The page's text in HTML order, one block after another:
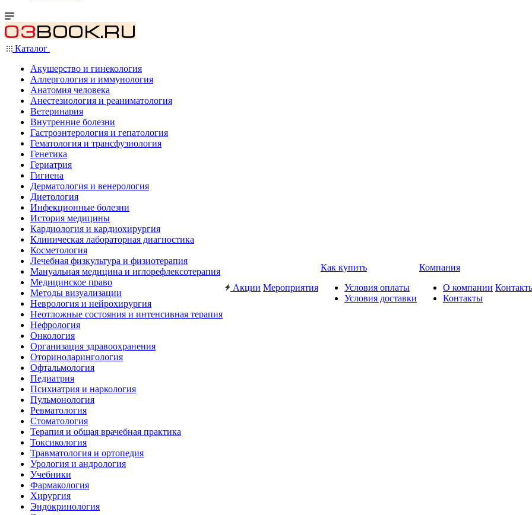
Каталог
Акушерство и гинекология
Аллергология и иммунология
Анатомия человека
Анестезиология и реаниматология
Ветеринария
Внутренние болезни
Гастроэнтерология и гепатология
Гематология и трансфузиология
Генетика
Гериатрия
Гигиена
Дерматология и венерология
Диетология
Инфекционные болезни
История медицины
Кардиология и кардиохирургия
Клиническая лабораторная диагностика
Косметология
Лечебная физкультура и физиотерапия
Мануальная медицина и иглорефлексотерапия
Медицинское право
Методы визуализации
Неврология и нейрохирургия
Неотложные состояния и интенсивная терапия
Нефрология
Онкология
Организация здравоохранения
Оториноларингология
Офтальмология
Педиатрия
Психиатрия и наркология
Пульмонология
Ревматология
Стоматология
Терапия и общая врачебная практика
Токсикология
Травматология и ортопедия
Урология и андрология
Учебники
Фармакология
Хирургия
Эндокринология
Акции Мероприятия
Как купить
Условия оплаты
Условия доставки
Компания
О компании
Контакты